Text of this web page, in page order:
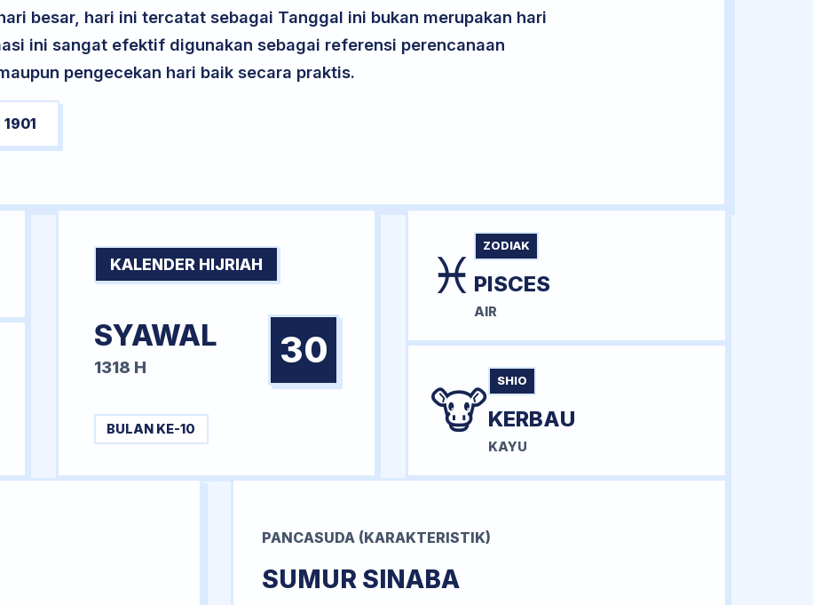
besar, hari ini tercatat sebagai Tanggal ini bukan merupakan hari
ini sangat efektif digunakan sebagai referensi perencanaan
pengecekan hari baik secara praktis.
KALENDER HIJRIAH
SYAWAL
1318 H 30
BULAN KE-10
♓ ZODIAK
PISCES
AIR
🐮 SHIO
KERBAU
KAYU
PANCASUDA (KARAKTERISTIK)
SUMUR SINABA